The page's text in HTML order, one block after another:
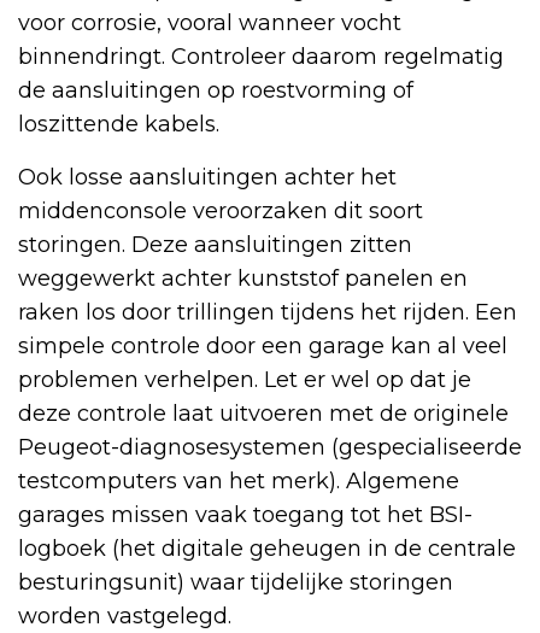
voor corrosie, vooral wanneer vocht
binnendringt. Controleer daarom regelmatig
de aansluitingen op roestvorming of
loszittende kabels.
Ook losse aansluitingen achter het
middenconsole veroorzaken dit soort
storingen. Deze aansluitingen zitten
weggewerkt achter kunststof panelen en
raken los door trillingen tijdens het rijden. Een
simpele controle door een garage kan al veel
problemen verhelpen. Let er wel op dat je
deze controle laat uitvoeren met de originele
Peugeot-diagnosesystemen (gespecialiseerde
testcomputers van het merk). Algemene
garages missen vaak toegang tot het BSI-
logboek (het digitale geheugen in de centrale
besturingsunit) waar tijdelijke storingen
worden vastgelegd.